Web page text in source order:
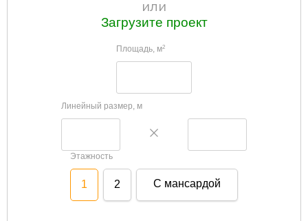
или
Загрузите проект
Площадь, м2
Линейный размер, м
Этажность
1 2 С мансардой